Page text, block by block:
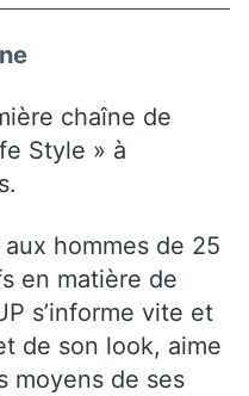
chaîne de
Style » à
aux hommes de 25
en matière de
s’informe vite et
de son look, aime
moyens de ses